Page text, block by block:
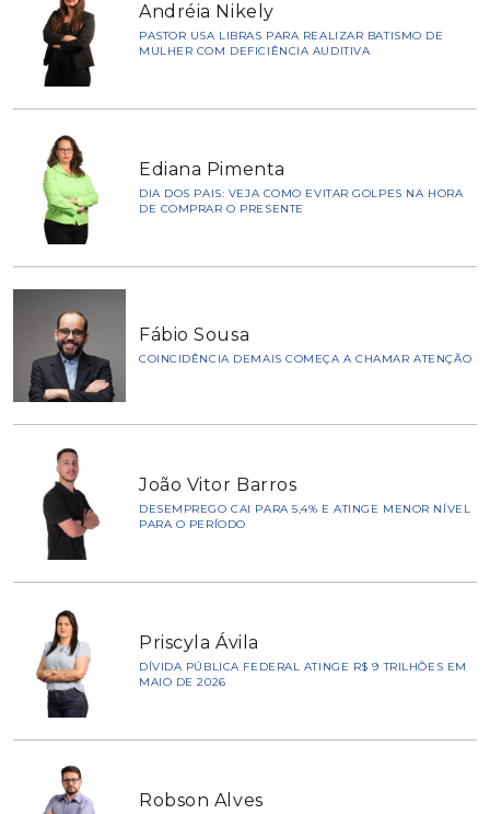
Andréia Nikely
PASTOR USA LIBRAS PARA REALIZAR BATISMO DE
MULHER COM DEFICIÊNCIA AUDITIVA
Ediana Pimenta
DIA DOS PAIS: VEJA COMO EVITAR GOLPES NA HORA
DE COMPRAR O PRESENTE
Fábio Sousa
COINCIDÊNCIA DEMAIS COMEÇA A CHAMAR ATENÇÃO
João Vitor Barros
DESEMPREGO CAI PARA 5,4% E ATINGE MENOR NÍVEL
PARA O PERÍODO
Priscyla Ávila
DÍVIDA PÚBLICA FEDERAL ATINGE R$ 9 TRILHÕES EM
MAIO DE 2026
Robson Alves